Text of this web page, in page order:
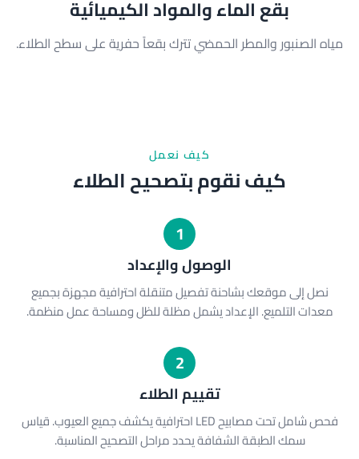
بقع الماء والمواد الكيميائية
مياه الصنبور والمطر الحمضي تترك بقعاً حفرية على سطح الطلاء.
كيف نعمل
كيف نقوم بتصحيح الطلاء
1
الوصول والإعداد
نصل إلى موقعك بشاحنة تفصيل متنقلة احترافية مجهزة بجميع
معدات التلميع. الإعداد يشمل مظلة للظل ومساحة عمل منظمة.
2
تقييم الطلاء
فحص شامل تحت مصابيح LED احترافية يكشف جميع العيوب. قياس
سمك الطبقة الشفافة يحدد مراحل التصحيح المناسبة.